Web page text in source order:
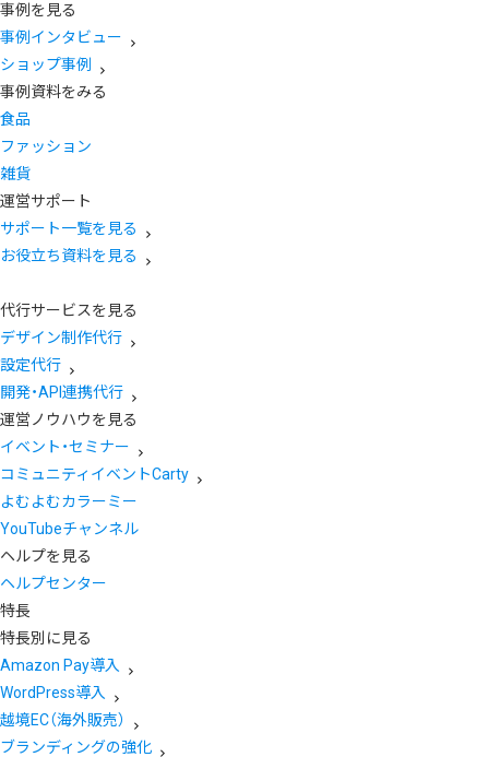
事例を見る
事例インタビュー
ショップ事例
事例資料をみる
食品
ファッション
雑貨
運営サポート
サポート一覧を見る
お役立ち資料を見る
代行サービスを見る
デザイン制作代行
設定代行
開発・API連携代行
運営ノウハウを見る
イベント・セミナー
コミュニティイベントCarty
よむよむカラーミー
YouTubeチャンネル
ヘルプを見る
ヘルプセンター
特長
特長別に見る
Amazon Pay導入
WordPress導入
越境EC（海外販売）
ブランディングの強化